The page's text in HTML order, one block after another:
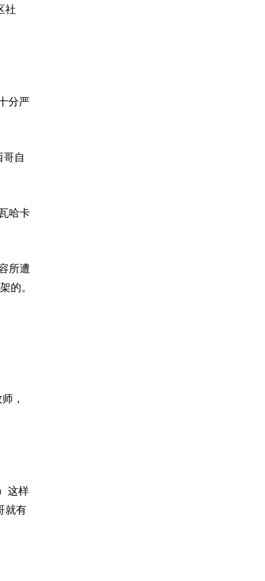
社
分严
自
哈卡
所遭
的。
，
这样
就有